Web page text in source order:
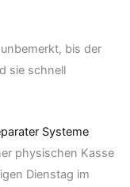
bis der
sie schnell
Systeme
physischen Kasse
Dienstag im